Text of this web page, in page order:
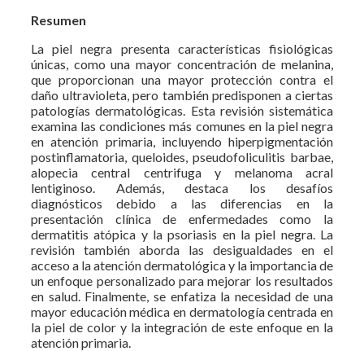
Resumen
La piel negra presenta características fisiológicas
únicas, como una mayor concentración de melanina,
que proporcionan una mayor protección contra el
daño ultravioleta, pero también predisponen a ciertas
patologías dermatológicas. Esta revisión sistemática
examina las condiciones más comunes en la piel negra
en atención primaria, incluyendo hiperpigmentación
postinflamatoria, queloides, pseudofoliculitis barbae,
alopecia central centrifuga y melanoma acral
lentiginoso. Además, destaca los desafíos
diagnósticos debido a las diferencias en la
presentación clínica de enfermedades como la
dermatitis atópica y la psoriasis en la piel negra. La
revisión también aborda las desigualdades en el
acceso a la atención dermatológica y la importancia de
un enfoque personalizado para mejorar los resultados
en salud. Finalmente, se enfatiza la necesidad de una
mayor educación médica en dermatología centrada en
la piel de color y la integración de este enfoque en la
atención primaria.